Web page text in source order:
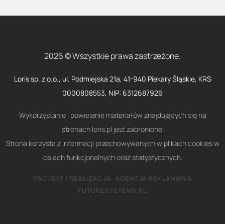
2026 © Wszystkie prawa zastrzeżone.
Loris sp. z o.o., ul. Podmiejska 21a, 41-940 Piekary Śląskie, KRS
0000808553, NIP: 6312687926
Wykorzystanie i powielanie materiałów znajdujących się na
stronach loris.pl jest zabronione.
Strona korzysta z informacji przechowywanych w plikach cookies w
celach funkcjonalnych oraz statystycznych.
PROJEKT I REALIZACJA: AGENCJA REKLAMOWA
FUTURESYSTEMS.PL